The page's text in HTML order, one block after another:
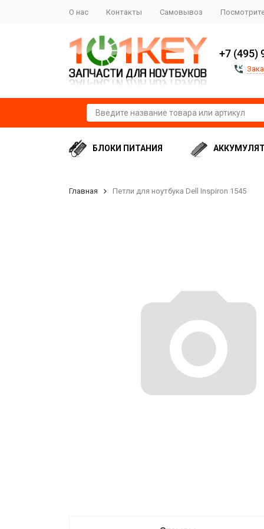
О нас Контакты Самовывоз
+7 (495)
БЛОКИ ПИТАНИЯ
Главная Петли для ноутбука Dell Inspiron 1545